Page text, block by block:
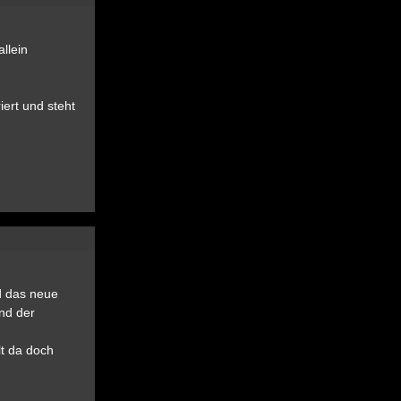
und steht
das neue
der
da doch